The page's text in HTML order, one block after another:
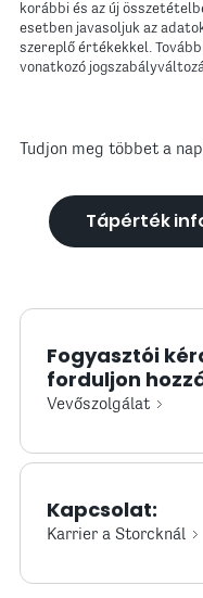
korábbi és az új
esetben javasoljuk az
szereplő értékekkel.
vonatkozó
Tudjon meg többet a
Tápérték
Fogyasztói
forduljon
Vevőszolgálat
Kapcsolat:
Karrier a Storcknál